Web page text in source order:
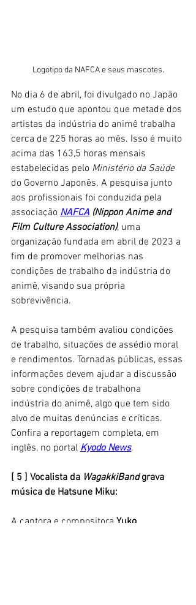
Logotipo da NAFCA e seus mascotes.
No dia 6 de abril, foi divulgado no Japão
um estudo que apontou que metade dos
artistas da indústria do animê trabalha
cerca de 225 horas ao mês. Isso é muito
acima das 163,5 horas mensais
estabelecidas pelo Ministério da Saúde
do Governo Japonês. A pesquisa junto
aos profissionais foi conduzida pela
associação NAFCA (Nippon Anime and
Film Culture Association), uma
organização fundada em abril de 2023 a
fim de promover melhorias nas
condições de trabalho da indústria do
animê, visando sua própria
sobrevivência.
A pesquisa também avaliou condições
de trabalho, situações de assédio moral
e rendimentos. Tornadas públicas, essas
informações devem ajudar a discussão
sobre condições de trabalhona
indústria do animê, algo que tem sido
alvo de muitas denúncias e críticas.
Confira a reportagem completa, em
inglês, no portal Kyodo News.
[ 5 ] Vocalista da WagakkiBand grava
música de Hatsune Miku:
A cantora e compositora Yuko